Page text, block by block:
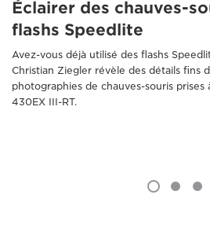
Éclairer des chauves-
flashs Speedlite
Avez-vous déjà utilisé des flashs
Christian Ziegler révèle des détails fins
photographies de chauves-souris prises
430EX III-RT.